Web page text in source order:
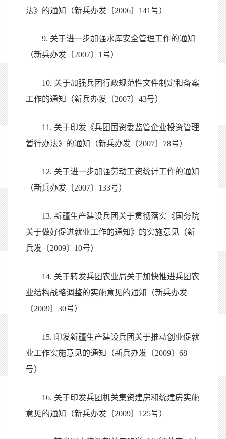
法》的通知（新兵办发〔2006〕141号）
9. 关于进一步加强水库安全管理工作的通知
（新兵办发〔2007〕1号）
10. 关于加强兵团行政规范性文件制定和备案
工作的通知（新兵办发〔2007〕43号）
11. 关于印发《兵团国资委监管企业投资管理
暂行办法》的通知（新兵办发〔2007〕78号）
12. 关于进一步加强劳动工资统计工作的通知
（新兵办发〔2007〕133号）
13. 新疆生产建设兵团关于贯彻落实《国务院
关于做好促进就业工作的通知》的实施意见（新
兵发〔2009〕10号）
14. 关于转发兵团农业局关于加快推进兵团农
业结构战略调整的实施意见的通知（新兵办发
〔2009〕30号）
15. 印发新疆生产建设兵团关于推动创业促就
业工作实施意见的通知（新兵办发〔2009〕68
号）
16. 关于印发兵团机关集资建房和统建房实施
意见的通知（新兵办发〔2009〕125号）